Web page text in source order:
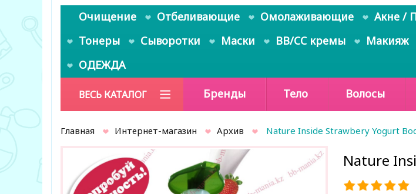
Очищение Отбеливающие Омолаживающие Акне /
Тонеры
Сыворотки Маски BB/CC кремы Макияж
ОДЕЖДА
ВЕСЬ КАТАЛОГ Бренды Тело Волосы
Главная Интернет-магазин Архив Nature Inside Strawbery Yogurt
Nature